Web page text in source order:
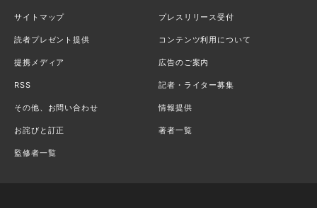
サイトマップ プレスリリース受付
読者プレゼント提供 コンテンツ利用について
提携メディア 広告のご案内
RSS 記者・ライター募集
その他、お問い合わせ 情報提供
お詫びと訂正 著者一覧
監修者一覧